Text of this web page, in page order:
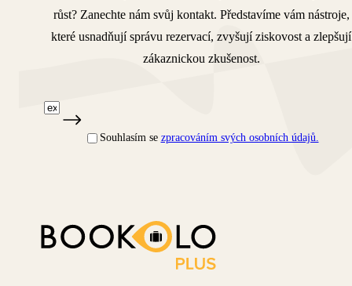
růst? Zanechte nám svůj kontakt. Představíme vám nástroje,
které usnadňují správu rezervací, zvyšují ziskovost a zlepšují
zákaznickou zkušenost.
Souhlasím se zpracováním svých osobních údajů.